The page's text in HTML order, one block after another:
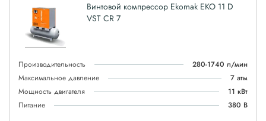
Винтовой компрессор Ekomak EKO 11 D
VST CR 7
Производительность
280-1740 л/мин
Максимальное давление
7 атм
Мощность двигателя
11 кВт
Питание
380 В